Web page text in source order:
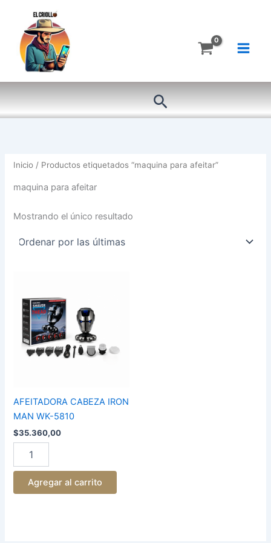
contenido
Buscar
Inicio / Productos etiquetados “maquina para afeitar”
maquina para afeitar
Mostrando el único resultado
AFEITADORA CABEZA IRON
MAN WK-5810
$35.360,00
IRON
MAN
WK-
5810
cantidad
Agregar al carrito